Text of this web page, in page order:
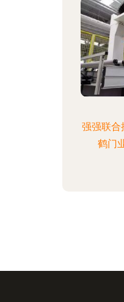
强强联合
鹤门